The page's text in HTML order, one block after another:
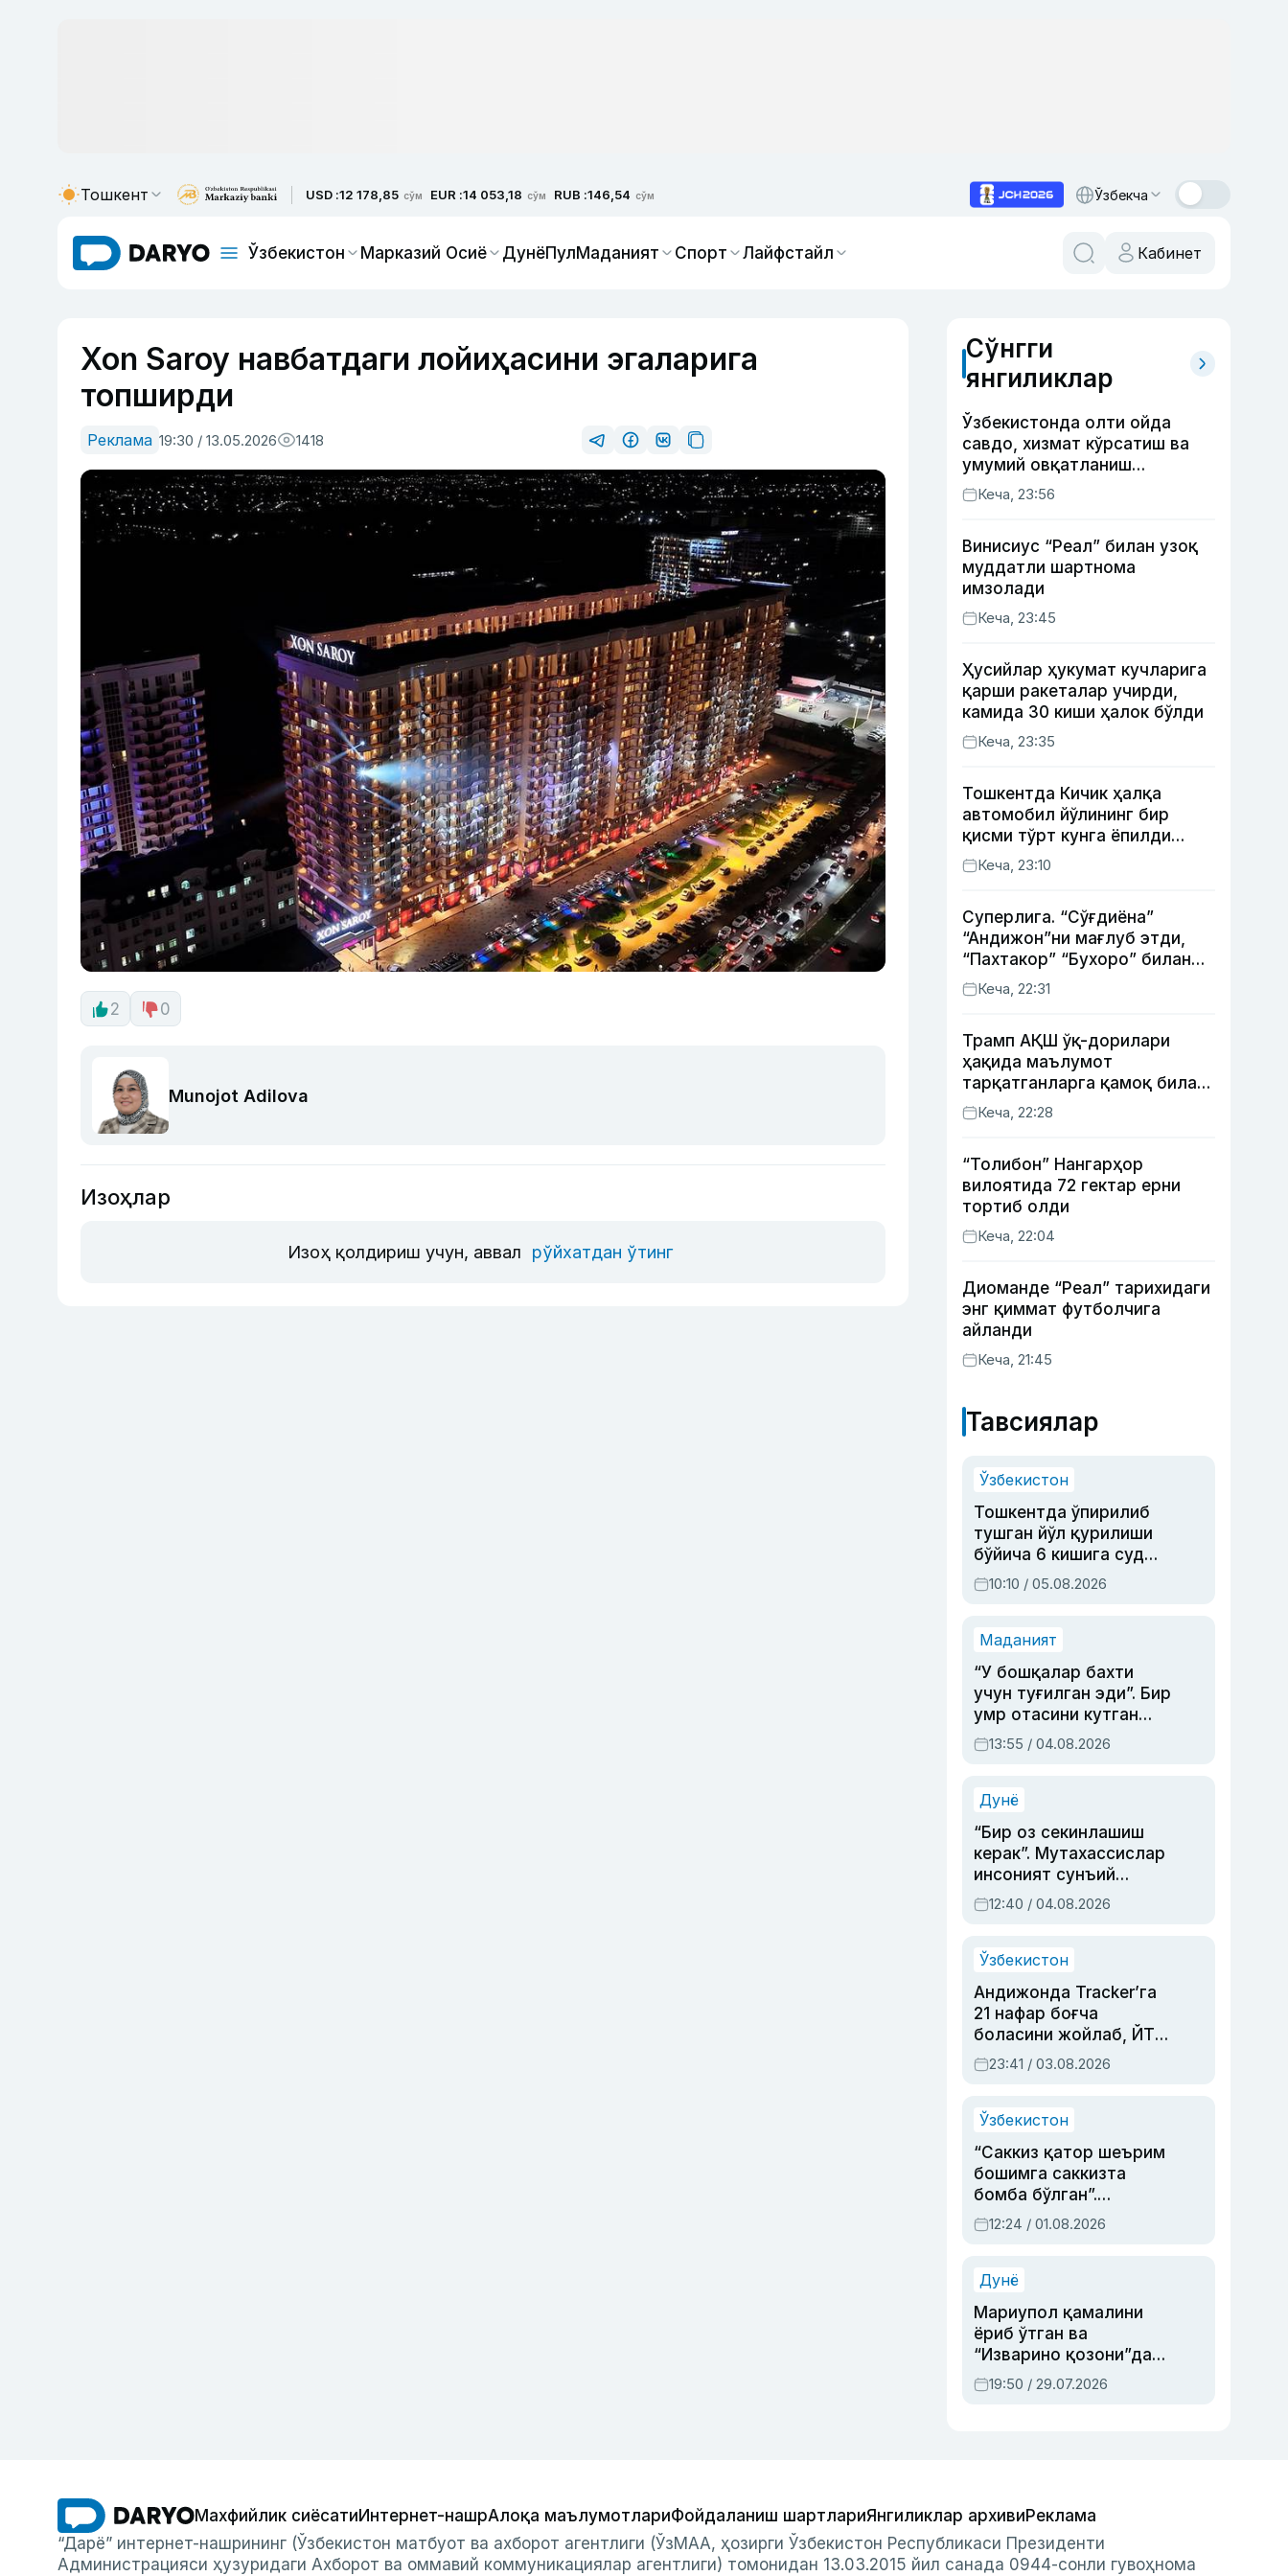
Тошкент USD :12 178,85 сўм EUR :14 053,18 сўм RUB :146,54 сўм Ўзбекча
Ўзбекистон Марказий Осиё ДунёПулМаданият Спорт Лайфстайл Кабинет
Xon Saroy навбатдаги лойиҳасини эгаларига
топширди
Реклама 19:30 / 13.05.2026 1418
2 0
Munojot Adilova
Изоҳлар
Изоҳ қолдириш учун, аввал рўйхатдан ўтинг
Сўнгги
янгиликлар
Ўзбекистонда олти ойда
савдо, хизмат кўрсатиш ва
умумий овқатланиш
корхоналари қанча солиқ
тўлагани очиқланди
Кеча, 23:56
Винисиус “Реал” билан узоқ
муддатли шартнома
имзолади
Кеча, 23:45
Ҳусийлар ҳукумат кучларига
қарши ракеталар учирди,
камида 30 киши ҳалок бўлди
Кеча, 23:35
Тошкентда Кичик ҳалқа
автомобил йўлининг бир
қисми тўрт кунга ёпилди
(харита)
Кеча, 23:10
Суперлига. “Сўғдиёна”
“Андижон”ни мағлуб этди,
“Пахтакор” “Бухоро” билан
жанговар дуранг қайд этди
Кеча, 22:31
Трамп АҚШ ўқ-дорилари
ҳақида маълумот
тарқатганларга қамоқ билан
таҳдид қилди
Кеча, 22:28
“Толибон” Нангарҳор
вилоятида 72 гектар ерни
тортиб олди
Кеча, 22:04
Диоманде “Реал” тарихидаги
энг қиммат футболчига
айланди
Кеча, 21:45
Тавсиялар
Ўзбекистон
Тошкентда ўпирилиб
тушган йўл қурилиши
бўйича 6 кишига суд
ҳукми ўқилди
10:10 / 05.08.2026
Маданият
“У бошқалар бахти
учун туғилган эди”. Бир
умр отасини кутган
актриса ва дубльяж
устаси Римма
синовларга тўла ҳаёти
13:55 / 04.08.2026
Дунё
“Бир оз секинлашиш
керак”. Мутахассислар
инсоният сунъий
интеллектни бошқара
олмай қолишидан
12:40 / 04.08.2026
Ўзбекистон
Андижонда Tracker’га
21 нафар боғча
боласини жойлаб, ЙТҲ
содир этган аёлга суд
ҳукми ўқилди
23:41 / 03.08.2026
Ўзбекистон
“Саккиз қатор шеърим
бошимга саккизта
бомба бўлган”.
Абдулла Ориповни
сиёсий айбловлардан
12:24 / 01.08.2026
Дунё
Мариупол қамалини
ёриб ўтган ва
“Изварино қозони”дан
чиққан қаҳрамон —
Украина армияси бош
19:50 / 29.07.2026
Махфийлик сиёсатиИнтернет-нашрАлоқа маълумотлариФойдаланиш шартлариЯнгиликлар архивиРеклама
“Дарё” интернет-нашрининг (Ўзбекистон матбуот ва ахборот агентлиги (ЎзМАА, ҳозирги Ўзбекистон Республикаси Президенти
Администрацияси ҳузуридаги Ахборот ва оммавий коммуникациялар агентлиги) томонидан 13.03.2015 йил санада 0944-сонли гувоҳнома